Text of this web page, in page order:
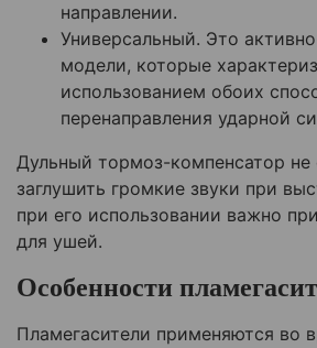
направлении.
Универсальный. Это
модели, которые
использованием обоих
перенаправления ударной
Дульный тормоз-компенсатор не
заглушить громкие звуки при
при его использовании важно
для ушей.
Особенности
Пламегасители применяются во